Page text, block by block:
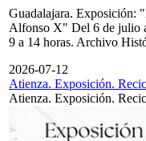
Guadalajara. Exposición:
Alfonso X" Del 6 de julio
9 a 14 horas. Archivo
2026-07-12
Atienza. Exposición.
Atienza. Exposición.